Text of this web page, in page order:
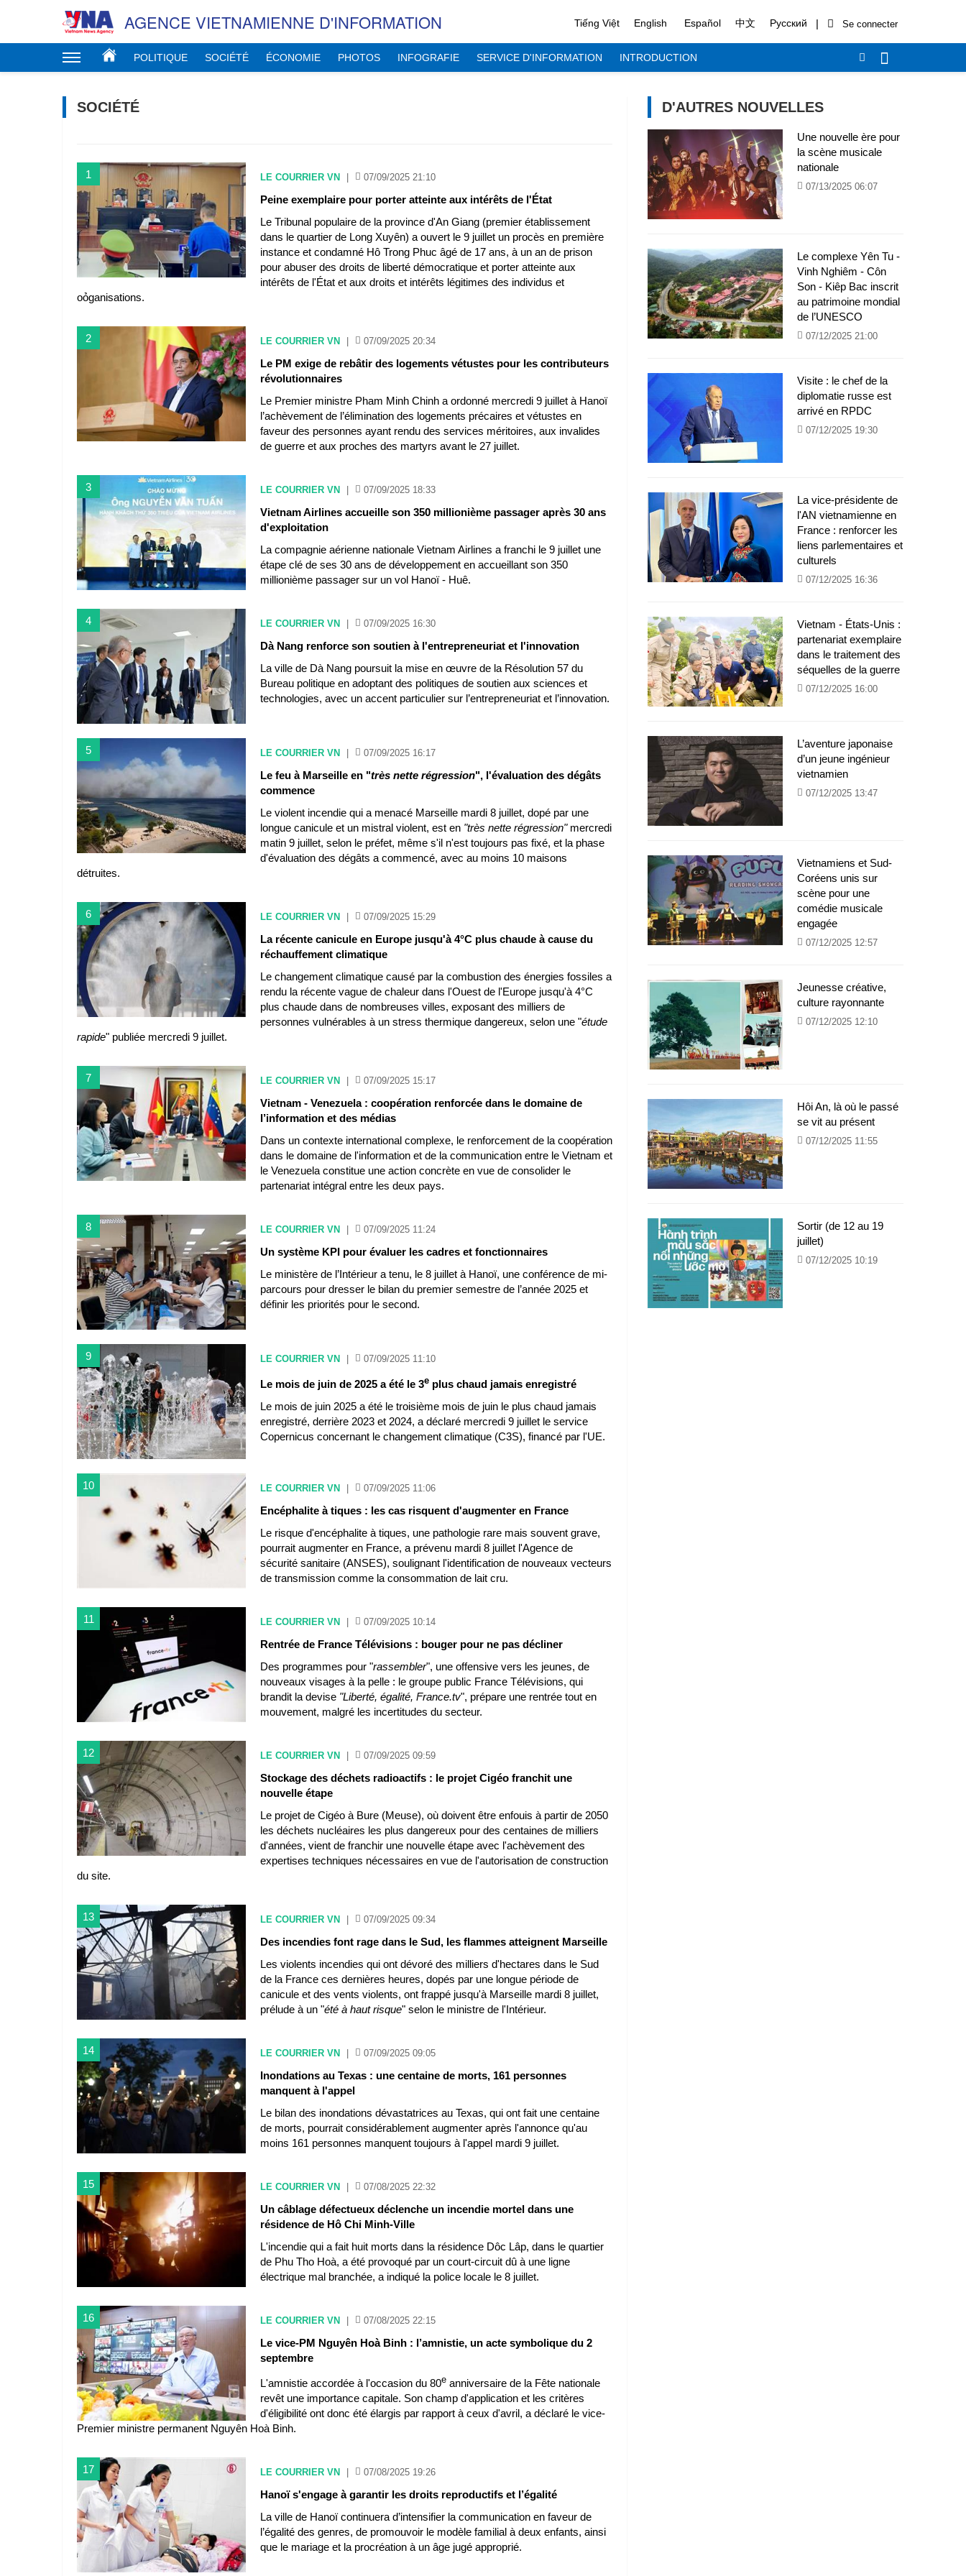
AGENCE VIETNAMIENNE D'INFORMATION Tiếng Việt English Español 中文 Русский |
POLITIQUE SOCIÉTÉ ÉCONOMIE PHOTOS INFOGRAFIE SERVICE D'INFORMATION INTRODUCTION
SOCIÉTÉ
1 LE COURRIER VN 07/09/2025 21:10
Peine exemplaire pour porter atteinte aux intérêts de l'État
Le Tribunal populaire de la province d'An Giang (premier établissement
dans le quartier de Long Xuyên) a ouvert le 9 juillet un procès en première
instance et condamné Hô Trong Phuc âgé de 17 ans, à un an de prison
pour abuser des droits de liberté démocratique et porter atteinte aux
intérêts de l'État et aux droits et intérêts légitimes des individus et
oỏganisations.
2 LE COURRIER VN 07/09/2025 20:34
Le PM exige de rebâtir des logements vétustes pour les contributeurs
révolutionnaires
Le Premier ministre Pham Minh Chinh a ordonné mercredi 9 juillet à Hanoï
l’achèvement de l’élimination des logements précaires et vétustes en
faveur des personnes ayant rendu des services méritoires, aux invalides
de guerre et aux proches des martyrs avant le 27 juillet.
3 LE COURRIER VN 07/09/2025 18:33
Vietnam Airlines accueille son 350 millionième passager après 30 ans
d'exploitation
La compagnie aérienne nationale Vietnam Airlines a franchi le 9 juillet une
étape clé de ses 30 ans de développement en accueillant son 350
millionième passager sur un vol Hanoï - Huê.
4 LE COURRIER VN 07/09/2025 16:30
Dà Nang renforce son soutien à l'entrepreneuriat et l'innovation
La ville de Dà Nang poursuit la mise en œuvre de la Résolution 57 du
Bureau politique en adoptant des politiques de soutien aux sciences et
technologies, avec un accent particulier sur l’entrepreneuriat et l’innovation.
5 LE COURRIER VN 07/09/2025 16:17
Le feu à Marseille en "très nette régression", l'évaluation des dégâts
commence
Le violent incendie qui a menacé Marseille mardi 8 juillet, dopé par une
longue canicule et un mistral violent, est en "très nette régression"mercredi
matin 9 juillet, selon le préfet, même s'il n'est toujours pas fixé, et la phase
d'évaluation des dégâts a commencé, avec au moins 10 maisons
détruites.
6 LE COURRIER VN 07/09/2025 15:29
La récente canicule en Europe jusqu'à 4°C plus chaude à cause du
réchauffement climatique
Le changement climatique causé par la combustion des énergies fossiles a
rendu la récente vague de chaleur dans l'Ouest de l'Europe jusqu'à 4°C
plus chaude dans de nombreuses villes, exposant des milliers de
personnes vulnérables à un stress thermique dangereux, selon une "étude
rapide" publiée mercredi 9 juillet.
7 LE COURRIER VN 07/09/2025 15:17
Vietnam - Venezuela : coopération renforcée dans le domaine de
l’information et des médias
Dans un contexte international complexe, le renforcement de la coopération
dans le domaine de l'information et de la communication entre le Vietnam et
le Venezuela constitue une action concrète en vue de consolider le
partenariat intégral entre les deux pays.
8 LE COURRIER VN 07/09/2025 11:24
Un système KPI pour évaluer les cadres et fonctionnaires
Le ministère de l’Intérieur a tenu, le 8 juillet à Hanoï, une conférence de mi-
parcours pour dresser le bilan du premier semestre de l’année 2025 et
définir les priorités pour le second.
9 LE COURRIER VN 07/09/2025 11:10
Le mois de juin de 2025 a été le 3e plus chaud jamais enregistré
Le mois de juin 2025 a été le troisième mois de juin le plus chaud jamais
enregistré, derrière 2023 et 2024, a déclaré mercredi 9 juillet le service
Copernicus concernant le changement climatique (C3S), financé par l'UE.
10 LE COURRIER VN 07/09/2025 11:06
Encéphalite à tiques : les cas risquent d'augmenter en France
Le risque d'encéphalite à tiques, une pathologie rare mais souvent grave,
pourrait augmenter en France, a prévenu mardi 8 juillet l'Agence de
sécurité sanitaire (ANSES), soulignant l'identification de nouveaux vecteurs
de transmission comme la consommation de lait cru.
11 LE COURRIER VN 07/09/2025 10:14
Rentrée de France Télévisions : bouger pour ne pas décliner
Des programmes pour "rassembler", une offensive vers les jeunes, de
nouveaux visages à la pelle : le groupe public France Télévisions, qui
brandit la devise "Liberté, égalité, France.tv", prépare une rentrée tout en
mouvement, malgré les incertitudes du secteur.
12 LE COURRIER VN 07/09/2025 09:59
Stockage des déchets radioactifs : le projet Cigéo franchit une
nouvelle étape
Le projet de Cigéo à Bure (Meuse), où doivent être enfouis à partir de 2050
les déchets nucléaires les plus dangereux pour des centaines de milliers
d'années, vient de franchir une nouvelle étape avec l'achèvement des
expertises techniques nécessaires en vue de l'autorisation de construction
du site.
13 LE COURRIER VN 07/09/2025 09:34
Des incendies font rage dans le Sud, les flammes atteignent Marseille
Les violents incendies qui ont dévoré des milliers d'hectares dans le Sud
de la France ces dernières heures, dopés par une longue période de
canicule et des vents violents, ont frappé jusqu'à Marseille mardi 8 juillet,
prélude à un "été à haut risque" selon le ministre de l'Intérieur.
14 LE COURRIER VN 07/09/2025 09:05
Inondations au Texas : une centaine de morts, 161 personnes
manquent à l'appel
Le bilan des inondations dévastatrices au Texas, qui ont fait une centaine
de morts, pourrait considérablement augmenter après l'annonce qu'au
moins 161 personnes manquent toujours à l'appel mardi 9 juillet.
15 LE COURRIER VN 07/08/2025 22:32
Un câblage défectueux déclenche un incendie mortel dans une
résidence de Hô Chi Minh-Ville
L'incendie qui a fait huit morts dans la résidence Dôc Lâp, dans le quartier
de Phu Tho Hoà, a été provoqué par un court-circuit dû à une ligne
électrique mal branchée, a indiqué la police locale le 8 juillet.
16 LE COURRIER VN 07/08/2025 22:15
Le vice-PM Nguyên Hoà Binh : l’amnistie, un acte symbolique du 2
septembre
L'amnistie accordée à l'occasion du 80e anniversaire de la Fête nationale
revêt une importance capitale. Son champ d'application et les critères
d'éligibilité ont donc été élargis par rapport à ceux d'avril, a déclaré le vice-
Premier ministre permanent Nguyên Hoà Binh.
17 LE COURRIER VN 07/08/2025 19:26
Hanoï s'engage à garantir les droits reproductifs et l’égalité
La ville de Hanoï continuera d’intensifier la communication en faveur de
l’égalité des genres, de promouvoir le modèle familial à deux enfants, ainsi
que le mariage et la procréation à un âge jugé approprié.
D'AUTRES NOUVELLES
Une nouvelle ère pour
la scène musicale
nationale
07/13/2025 06:07
Le complexe Yên Tu -
Vinh Nghiêm - Côn
Son - Kiêp Bac inscrit
au patrimoine mondial
de l’UNESCO
07/12/2025 21:00
Visite : le chef de la
diplomatie russe est
arrivé en RPDC
07/12/2025 19:30
La vice-présidente de
l'AN vietnamienne en
France : renforcer les
liens parlementaires et
culturels
07/12/2025 16:36
Vietnam - États-Unis :
partenariat exemplaire
dans le traitement des
séquelles de la guerre
07/12/2025 16:00
L’aventure japonaise
d’un jeune ingénieur
vietnamien
07/12/2025 13:47
Vietnamiens et Sud-
Coréens unis sur
scène pour une
comédie musicale
engagée
07/12/2025 12:57
Jeunesse créative,
culture rayonnante
07/12/2025 12:10
Hôi An, là où le passé
se vit au présent
07/12/2025 11:55
Sortir (de 12 au 19
juillet)
07/12/2025 10:19